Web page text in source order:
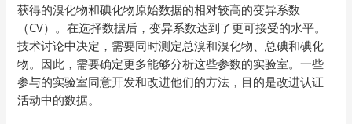
获得的溴化物和碘化物原始数据的相对较高的变异系数
（CV）。在选择数据后，变异系数达到了更可接受的水平。
技术讨论中决定，需要同时测定总溴和溴化物、总碘和碘化
物。因此，需要确定更多能够分析这些参数的实验室。一些
参与的实验室同意开发和改进他们的方法，目的是改进认证
活动中的数据。